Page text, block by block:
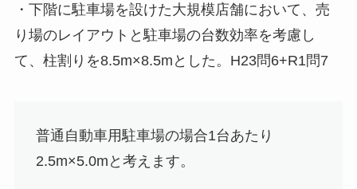
・下階に駐車場を設けた大規模店舗において、売
り場のレイアウトと駐車場の台数効率を考慮し
て、柱割りを8.5m×8.5mとした。H23問6+R1問7
普通自動車用駐車場の場合1台あたり
2.5m×5.0mと考えます。